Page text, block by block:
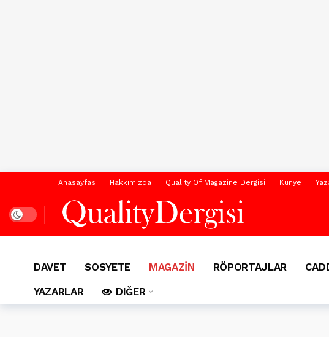
Anasayfas Hakkımızda Quality Of Magazine Dergisi Künye
Dark mode
DAVET SOSYETE MAGAZİN RÖPORTAJLAR
YAZARLAR
DIĞER